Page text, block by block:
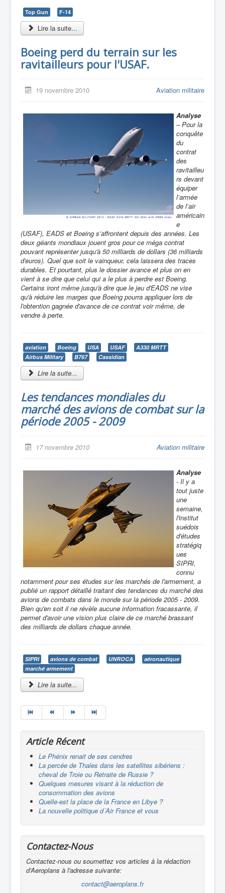
Top Gun F-14
Lire la suite...
Boeing perd du terrain sur les
ravitailleurs pour l'USAF.
19 novembre 2010 Aviation militaire
Analyse
– Pour la
conquête
du
contrat
des
ravitailleu
rs devant
équiper
l’armée
de l’air
américain
e
(USAF), EADS et Boeing s’affrontent depuis des années. Les
deux géants mondiaux jouent gros pour ce méga contrat
pouvant représenter jusqu'à 50 milliards de dollars (36 milliards
d'euros). Quel que soit le vainqueur, cela laissera des traces
durables. Et pourtant, plus le dossier avance et plus on en
vient à se dire que celui qui a le plus à perdre est Boeing.
Certains iront même jusqu'à dire que le jeu d'EADS ne vise
qu'à réduire les marges que Boeing pourra appliquer lors de
l'obtention gagnée d'avance de ce contrat voir même, de
vendre à perte.
aviation Boeing USA USAF
A330 MRTT
Airbus Military
B767 Cassidian
Lire la suite...
Les tendances mondiales du
marché des avions de combat sur la
période 2005 - 2009
17 novembre 2010 Aviation militaire
Analyse
- Il y a
tout juste
une
semaine,
l'institut
suédois
d'études
stratégiq
ues
SIPRI,
connu
notamment pour ses études sur les marchés de l'armement, a
publié un rapport détaillé traitant des tendances du marché des
avions de combats dans le monde sur la période 2005 - 2009.
Bien qu'en soit il ne révèle aucune information fracassante, il
permet d'avoir une vision plus claire de ce marché brassant
des milliards de dollars chaque année.
SIPRI avions de combat UNROCA
aéronautique
marché armement
Lire la suite...
Article Récent
Le Phénix renait de ses cendres
La percée de Thales dans les satellites sibériens :
cheval de Troie ou Retraite de Russie ?
Quelques mesures visant à la réduction de
consommation des avions
Quelle-est la place de la France en Libye ?
La nouvelle politique d´Air France et vous
Contactez-Nous
Contactez-nous ou soumettez vos articles à la rédaction
d'Aeroplans à l'adresse suivante:
contact@aeroplans.fr